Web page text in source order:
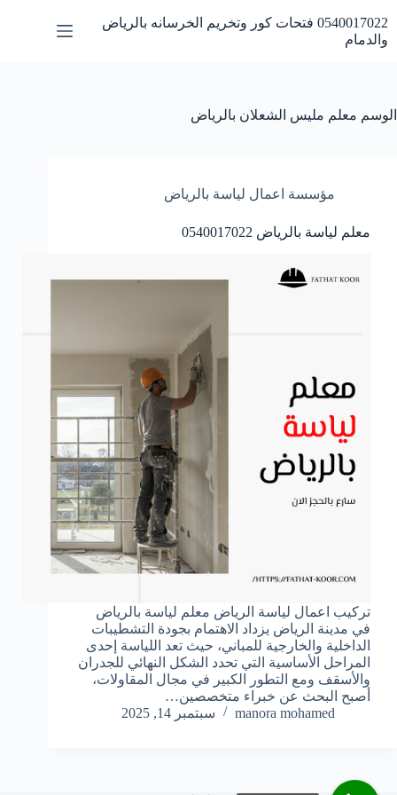
إلى
المحتوى
0540017022 فتحات كور وتخريم الخرسانه بالرياض
والدمام
الوسم معلم مليس الشعلان بالرياض
مؤسسة اعمال لياسة بالرياض
معلم لياسة بالرياض 0540017022
تركيب اعمال لياسة الرياض معلم لياسة بالرياض
في مدينة الرياض يزداد الاهتمام بجودة التشطيبات
الداخلية والخارجية للمباني، حيث تعد اللياسة إحدى
المراحل الأساسية التي تحدد الشكل النهائي للجدران
والأسقف ومع التطور الكبير في مجال المقاولات،
أصبح البحث عن خبراء متخصصين…
manora mohamed
سبتمبر 14, 2025